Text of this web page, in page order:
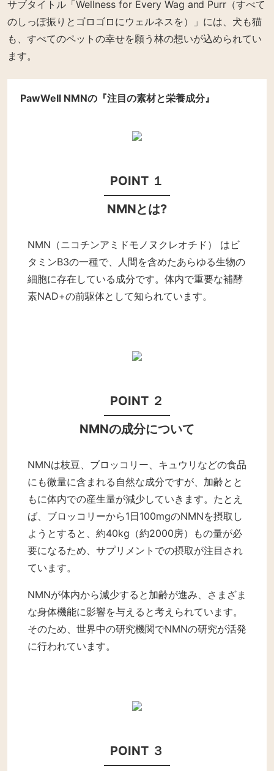
サブタイトル「Wellness for Every Wag and Purr（すべて
のしっぽ振りとゴロゴロにウェルネスを）」には、犬も猫
も、すべてのペットの幸せを願う林の想いが込められてい
ます。
PawWell NMNの『注目の素材と栄養成分』
POINT １
NMNとは?
NMN（ニコチンアミドモノヌクレオチド） はビ
タミンB3の一種で、人間を含めたあらゆる生物の
細胞に存在している成分です。体内で重要な補酵
素NAD+の前駆体として知られています。
POINT ２
NMNの成分について
NMNは枝豆、ブロッコリー、キュウリなどの食品
にも微量に含まれる自然な成分ですが、加齢とと
もに体内での産生量が減少していきます。たとえ
ば、ブロッコリーから1日100mgのNMNを摂取し
ようとすると、約40kg（約2000房）もの量が必
要になるため、サプリメントでの摂取が注目され
ています。
NMNが体内から減少すると加齢が進み、さまざま
な身体機能に影響を与えると考えられています。
そのため、世界中の研究機関でNMNの研究が活発
に行われています。
POINT ３